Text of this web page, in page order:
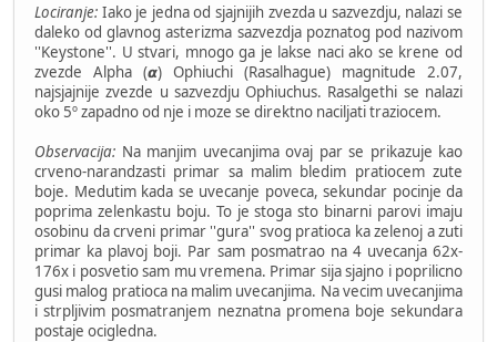
Lociranje: Iako je jedna od sjajnijih zvezda u sazvezdju, nalazi se
daleko od glavnog asterizma sazvezdja poznatog pod nazivom
''Keystone''. U stvari, mnogo ga je lakse naci ako se krene od
zvezde Alpha (𝞪) Ophiuchi (Rasalhague) magnitude 2.07,
najsjajnije zvezde u sazvezdju Ophiuchus. Rasalgethi se nalazi
oko 5º zapadno od nje i moze se direktno naciljati traziocem.
Observacija: Na manjim uvecanjima ovaj par se prikazuje kao
crveno-narandzasti primar sa malim bledim pratiocem zute
boje. Medutim kada se uvecanje poveca, sekundar pocinje da
poprima zelenkastu boju. To je stoga sto binarni parovi imaju
osobinu da crveni primar ''gura'' svog pratioca ka zelenoj a zuti
primar ka plavoj boji. Par sam posmatrao na 4 uvecanja 62x-
176x i posvetio sam mu vremena. Primar sija sjajno i poprilicno
gusi malog pratioca na malim uvecanjima. Na vecim uvecanjima
i strpljivim posmatranjem neznatna promena boje sekundara
postaje ocigledna.